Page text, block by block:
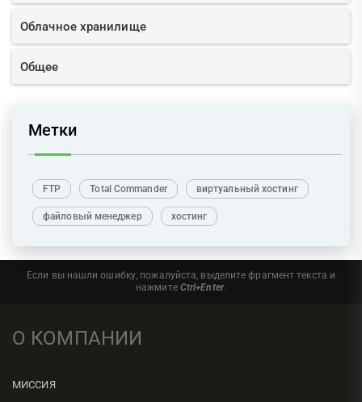
Облачное хранилище
Общее
Метки
FTP Total Commander виртуальный хостинг
файловый менеджер хостинг
Если вы нашли ошибку, пожалуйста, выделите фрагмент текста и
нажмите Ctrl+Enter.
О КОМПАНИИ
МИССИЯ